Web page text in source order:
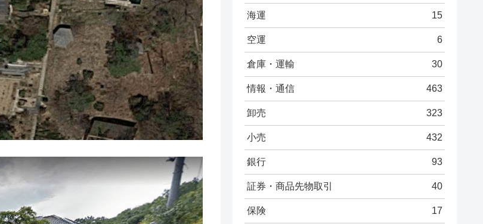
海運 15
空運 6
倉庫・運輸 30
情報・通信 463
卸売 323
小売 432
銀行 93
証券・商品先物取引 40
保険 17